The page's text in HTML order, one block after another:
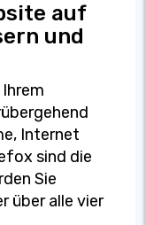
auf
und
Internet
sind die
Sie
über alle vier